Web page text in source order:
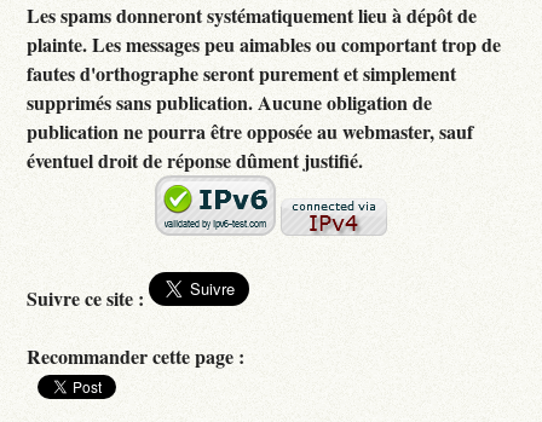
Les spams donneront systématiquement lieu à dépôt de
plainte. Les messages peu aimables ou comportant trop de
fautes d'orthographe seront purement et simplement
supprimés sans publication. Aucune obligation de
publication ne pourra être opposée au webmaster, sauf
éventuel droit de réponse dûment justifié.
Suivre ce site :
Recommander cette page :